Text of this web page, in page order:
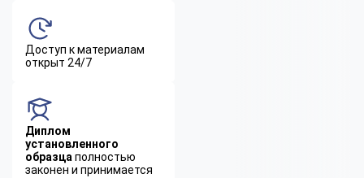
Доступ к материалам
открыт 24/7
Диплом
установленного
образца полностью
законен и принимается